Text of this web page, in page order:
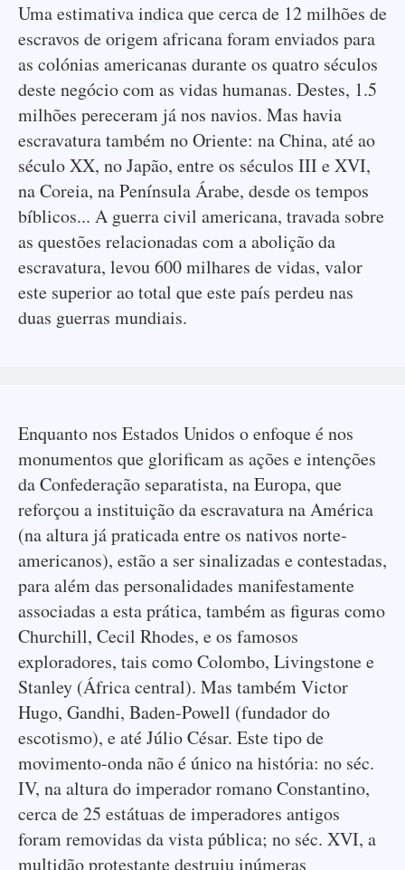
Uma estimativa indica que cerca de 12 milhões de
escravos de origem africana foram enviados para
as colónias americanas durante os quatro séculos
deste negócio com as vidas humanas. Destes, 1.5
milhões pereceram já nos navios. Mas havia
escravatura também no Oriente: na China, até ao
século XX, no Japão, entre os séculos III e XVI,
na Coreia, na Península Árabe, desde os tempos
bíblicos... A guerra civil americana, travada sobre
as questões relacionadas com a abolição da
escravatura, levou 600 milhares de vidas, valor
este superior ao total que este país perdeu nas
duas guerras mundiais.
Enquanto nos Estados Unidos o enfoque é nos
monumentos que glorificam as ações e intenções
da Confederação separatista, na Europa, que
reforçou a instituição da escravatura na América
(na altura já praticada entre os nativos norte-
americanos), estão a ser sinalizadas e contestadas,
para além das personalidades manifestamente
associadas a esta prática, também as figuras como
Churchill, Cecil Rhodes, e os famosos
exploradores, tais como Colombo, Livingstone e
Stanley (África central). Mas também Victor
Hugo, Gandhi, Baden-Powell (fundador do
escotismo), e até Júlio César. Este tipo de
movimento-onda não é único na história: no séc.
IV, na altura do imperador romano Constantino,
cerca de 25 estátuas de imperadores antigos
foram removidas da vista pública; no séc. XVI, a
multidão protestante destruiu inúmeras